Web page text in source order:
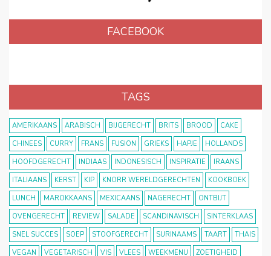
FACEBOOK
TAGS
AMERIKAANS ARABISCH BIJGERECHT BRITS BROOD
CAKE
CHINEES
CURRY FRANS FUSION GRIEKS HAPJE
HOLLANDS
HOOFDGERECHT
INDIAAS INDONESISCH INSPIRATIE
IRAANS
ITALIAANS
KERST KIP KNORR WERELDGERECHTEN
KOOKBOEK
LUNCH
MAROKKAANS MEXICAANS NAGERECHT
ONTBIJT
OVENGERECHT
REVIEW SALADE SCANDINAVISCH
SINTERKLAAS
SNEL SUCCES
SOEP STOOFGERECHT SURINAAMS TAART
THAIS
VEGAN
VEGETARISCH VIS VLEES WEEKMENU ZOETIGHEID